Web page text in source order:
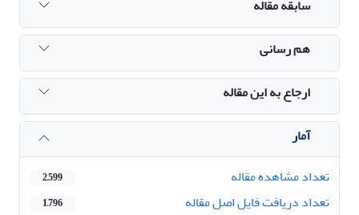
سابقه مقاله
هم رسانی
ارجاع به این مقاله
آمار
تعداد مشاهده مقاله
2,599
تعداد دریافت فایل اصل مقاله 1,796